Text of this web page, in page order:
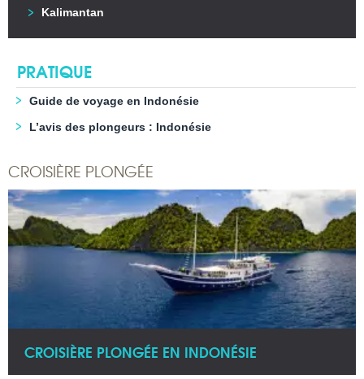
Kalimantan
PRATIQUE
Guide de voyage en Indonésie
L’avis des plongeurs : Indonésie
CROISIÈRE PLONGÉE
CROISIÈRE PLONGÉE EN INDONÉSIE